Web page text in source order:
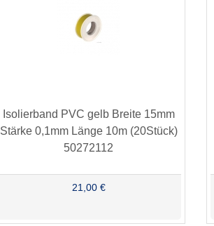
Isolierband PVC gelb Breite 15mm
Stärke 0,1mm Länge 10m (20Stück)
50272112
21,00 €